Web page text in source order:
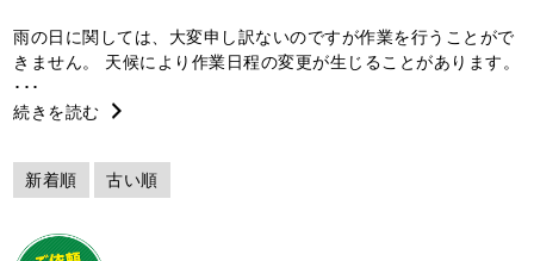
雨の日に関しては、大変申し訳ないのですが作業を行うことがで
きません。 天候により作業日程の変更が生じることがあります。
･･･
続きを読む
新着順 古い順